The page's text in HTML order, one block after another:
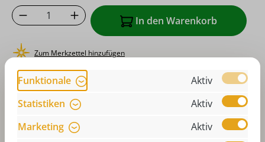
Produkt Anzahl: Gib den gewünschten
In den Warenkorb
Zum Merkzettel hinzufügen
oder sofort bestellen mit
Funktionale
Aktiv
Statistiken
Aktiv
Marketing
Aktiv